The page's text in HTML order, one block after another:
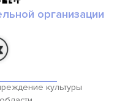
организации
культуры